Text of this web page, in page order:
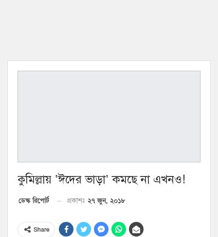
কুমিল্লায় ‘ঈদের ভাড়া’ কমছে না এখনও!
ডেস্ক রিপোর্ট প্রকাশঃ ২৭ জুন, ২০১৮
Share